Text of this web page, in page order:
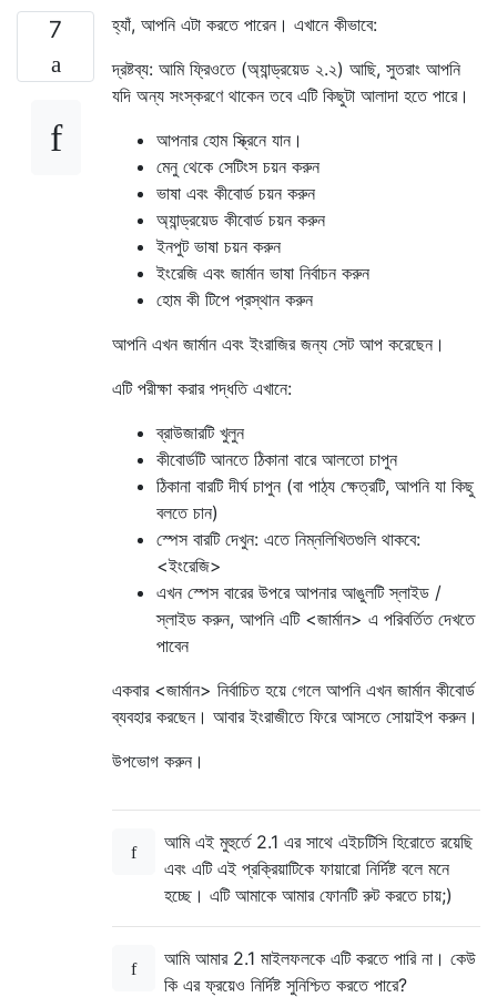
7
হ্যাঁ, আপনি এটা করতে পারেন। এখানে কীভাবে:
দ্রষ্টব্য: আমি ফ্রিওতে (অ্যান্ড্রয়েড ২.২) আছি, সুতরাং আপনি
যদি অন্য সংস্করণে থাকেন তবে এটি কিছুটা আলাদা হতে পারে।
আপনার হোম স্ক্রিনে যান।
মেনু থেকে সেটিংস চয়ন করুন
ভাষা এবং কীবোর্ড চয়ন করুন
অ্যান্ড্রয়েড কীবোর্ড চয়ন করুন
ইনপুট ভাষা চয়ন করুন
ইংরেজি এবং জার্মান ভাষা নির্বাচন করুন
হোম কী টিপে প্রস্থান করুন
আপনি এখন জার্মান এবং ইংরাজির জন্য সেট আপ করেছেন।
এটি পরীক্ষা করার পদ্ধতি এখানে:
ব্রাউজারটি খুলুন
কীবোর্ডটি আনতে ঠিকানা বারে আলতো চাপুন
ঠিকানা বারটি দীর্ঘ চাপুন (বা পাঠ্য ক্ষেত্রটি, আপনি যা কিছু
বলতে চান)
স্পেস বারটি দেখুন: এতে নিম্নলিখিতগুলি থাকবে:
<ইংরেজি>
এখন স্পেস বারের উপরে আপনার আঙুলটি স্লাইড /
স্লাইড করুন, আপনি এটি <জার্মান> এ পরিবর্তিত দেখতে
পাবেন
একবার <জার্মান> নির্বাচিত হয়ে গেলে আপনি এখন জার্মান কীবোর্ড
ব্যবহার করছেন। আবার ইংরাজীতে ফিরে আসতে সোয়াইপ করুন।
উপভোগ করুন।
আমি এই মুহুর্তে 2.1 এর সাথে এইচটিসি হিরোতে রয়েছি
এবং এটি এই প্রক্রিয়াটিকে ফায়ারো নির্দিষ্ট বলে মনে
হচ্ছে। এটি আমাকে আমার ফোনটি রুট করতে চায়;)
আমি আমার 2.1 মাইলফলকে এটি করতে পারি না। কেউ
কি এর ফ্রয়েও নির্দিষ্ট সুনিশ্চিত করতে পারে?